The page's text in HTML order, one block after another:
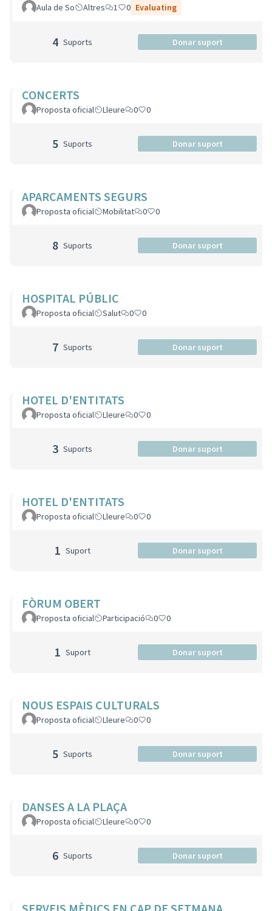
Aula de So Altres 1 0 Evaluating
4 Suports Donar suport
CONCERTS
Proposta oficial Lleure 0 0
5 Suports Donar suport
APARCAMENTS SEGURS
Proposta oficial Mobilitat 0 0
8 Suports Donar suport
HOSPITAL PÚBLIC
Proposta oficial Salut 0 0
7 Suports Donar suport
HOTEL D'ENTITATS
Proposta oficial Lleure 0 0
3 Suports Donar suport
HOTEL D'ENTITATS
Proposta oficial Lleure 0 0
1 Suport Donar suport
FÒRUM OBERT
Proposta oficial Participació 0 0
1 Suport Donar suport
NOUS ESPAIS CULTURALS
Proposta oficial Lleure 0 0
5 Suports Donar suport
DANSES A LA PLAÇA
Proposta oficial Lleure 0 0
6 Suports Donar suport